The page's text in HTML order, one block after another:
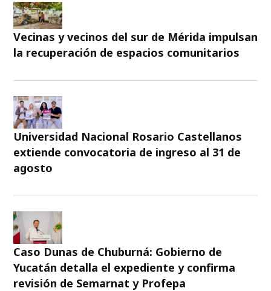
Vecinas y vecinos del sur de Mérida impulsan
la recuperación de espacios comunitarios
Universidad Nacional Rosario Castellanos
extiende convocatoria de ingreso al 31 de
agosto
Caso Dunas de Chuburná: Gobierno de
Yucatán detalla el expediente y confirma
revisión de Semarnat y Profepa